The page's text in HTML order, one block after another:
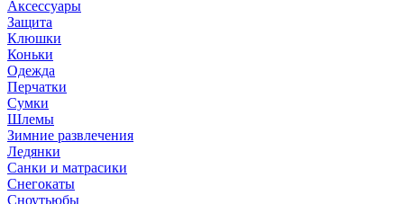
Аксессуары
Защита
Клюшки
Коньки
Одежда
Перчатки
Сумки
Шлемы
Зимние развлечения
Ледянки
Санки и матрасики
Снегокаты
Сноутьюбы